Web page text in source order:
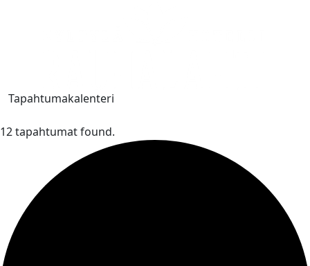
Tapahtumakalenteri
12 tapahtumat found.